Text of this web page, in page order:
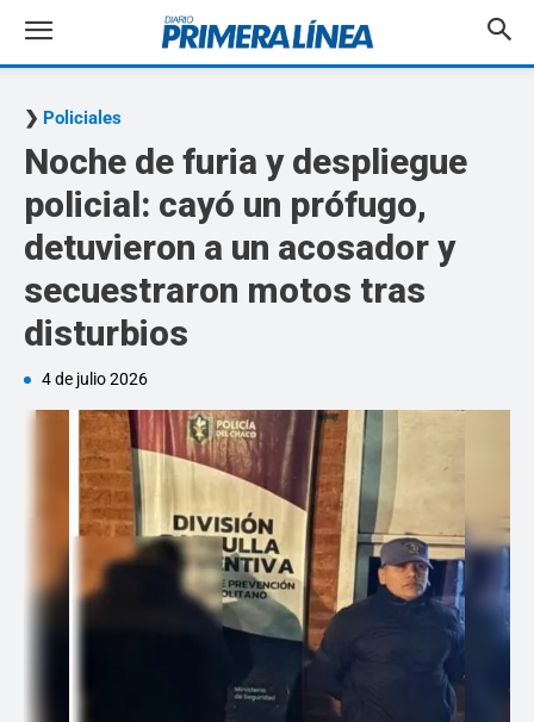
Policiales
Noche de furia y despliegue
policial: cayó un prófugo,
detuvieron a un acosador y
secuestraron motos tras
disturbios
4 de julio 2026